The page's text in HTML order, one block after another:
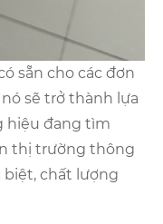
sẵn cho các đơn
sẽ trở thành lựa
hiệu đang tìm
thị trường thông
biệt, chất lượng